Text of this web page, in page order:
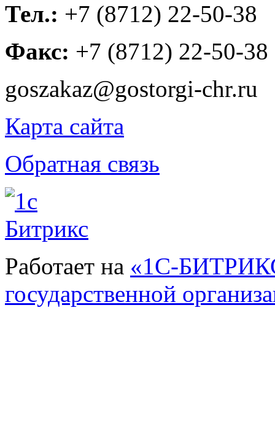
Тел.: +7 (8712) 22-50-38
Факс: +7 (8712) 22-50-38
goszakaz@gostorgi-chr.ru
Карта сайта
Обратная связь
Работает на «1С-
государственной